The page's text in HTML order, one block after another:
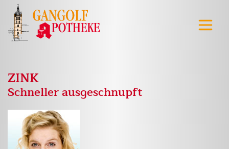
ZINK
Schneller ausgeschnupft